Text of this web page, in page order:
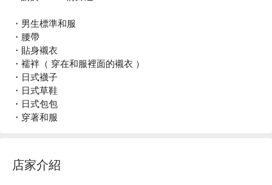
・男生標準和服
・腰帶
・貼身襯衣
・襦袢（ 穿在和服裡面的襯衣 ）
・日式襪子
・日式草鞋
・日式包包
・穿著和服
店家介紹